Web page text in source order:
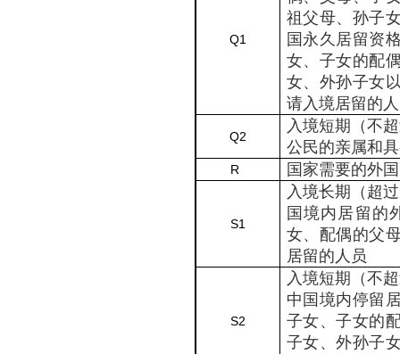
Q1
祖父母、孙子
国永久居留资
女、子女的配
女、外孙子女
请入境居留的
Q2
入境短期（不
公民的亲属和
R 国家需要的外
S1
入境长期（超过
国境内居留的
女、配偶的父
居留的人员
S2
入境短期（不
中国境内停留
子女、子女的
子女、外孙子